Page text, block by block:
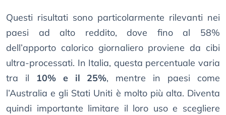
Questi risultati sono particolarmente rilevanti nei
paesi ad alto reddito, dove fino al 58%
dell’apporto calorico giornaliero proviene da cibi
ultra-processati. In Italia, questa percentuale varia
tra il 10% e il 25%, mentre in paesi come
l’Australia e gli Stati Uniti è molto più alta. Diventa
quindi importante limitare il loro uso e scegliere